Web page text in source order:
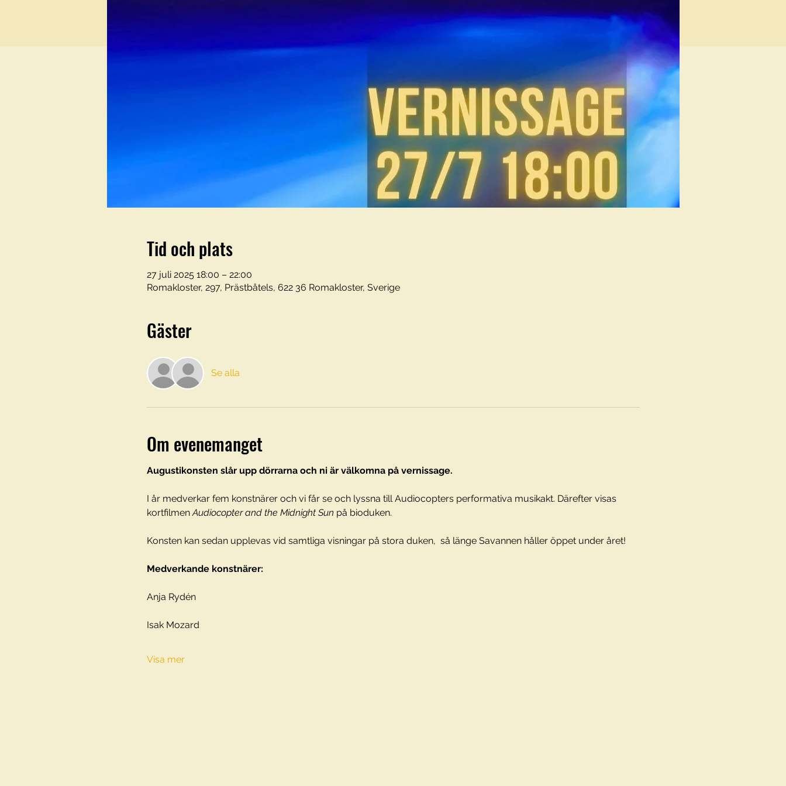
Tid och plats
27 juli 2025 18:00 – 22:00
Romakloster, 297, Prästbåtels, 622 36 Romakloster, Sverige
Gäster
Se alla
Om evenemanget
Augustikonsten slår upp dörrarna och ni är välkomna på vernissage.
I år medverkar fem konstnärer och vi får se och lyssna till Audiocopters performativa musikakt. Därefter visas
kortfilmen Audiocopter and the Midnight Sun på bioduken.
Konsten kan sedan upplevas vid samtliga visningar på stora duken,  så länge Savannen håller öppet under året!
Medverkande konstnärer:
Anja Rydén
Isak Mozard
Visa mer